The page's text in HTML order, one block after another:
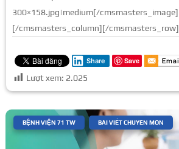
300×158.jpg|medium[/cmsmasters_image]
[/cmsmasters_column][/cmsmasters_row]
Share Save
Lượt xem: 2.025
BỆNH VIỆN 71 TW BÀI VIẾT CHUYÊN MÔN